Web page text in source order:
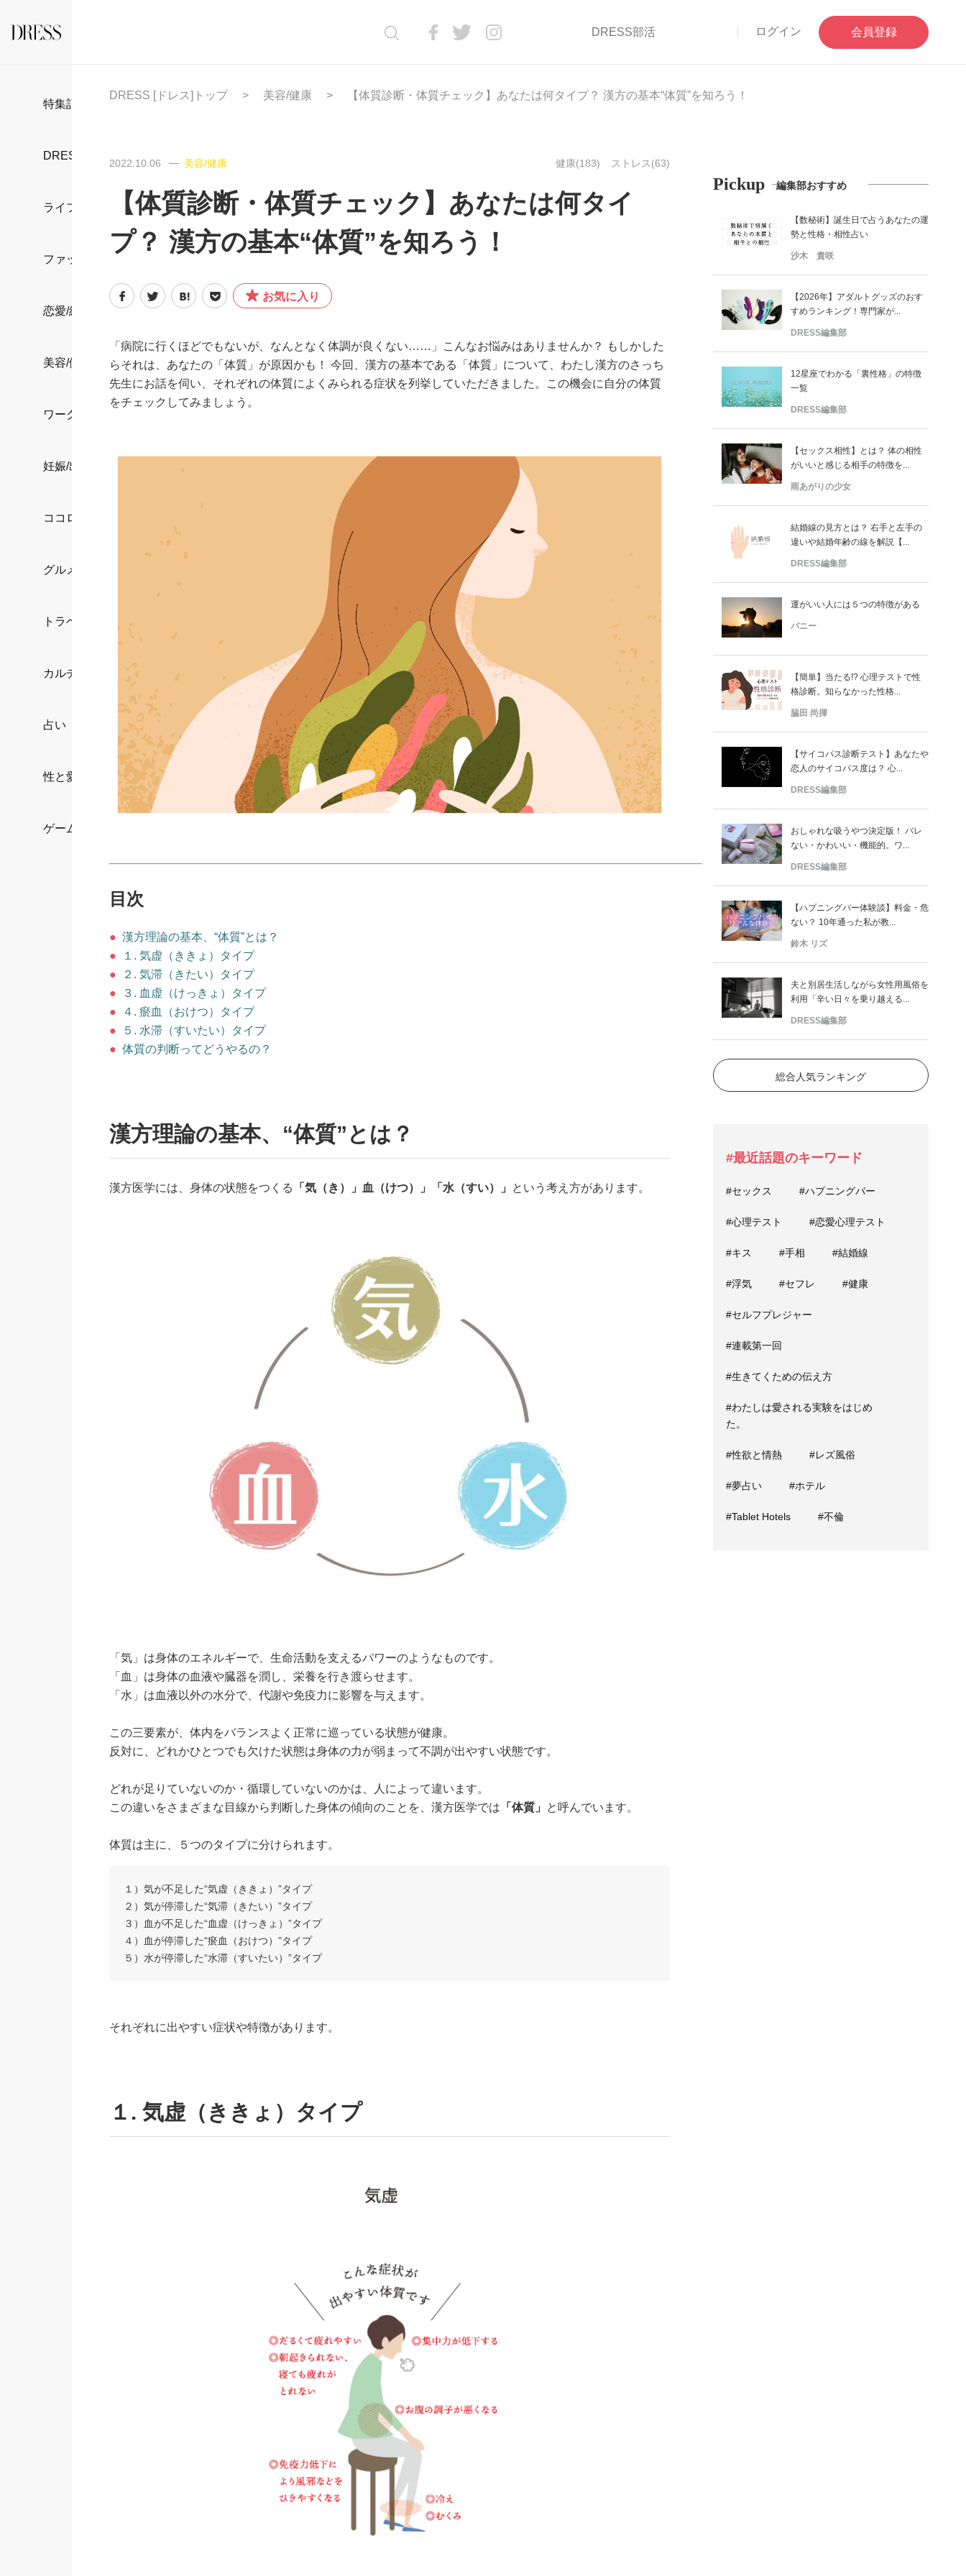
DRESS部活 ログイン 会員登録
特集記事
DRESS部活
ライフスタイル
ファッション
恋愛/結婚/離婚
美容/健康
ワークスタイル
妊娠/出産/家族
ココロ/カラダ
グルメ
トラベル
カルチャー/エンタメ
占い
性と愛
ゲーム
DRESS [ドレス]トップ 美容/健康 【体質診断・体質チェック】あなたは何タイプ？ 漢方の基本“体質”を知ろう！
2022.10.06 美容/健康 健康(183) ストレス(63)
【体質診断・体質チェック】あなたは何タイ
プ？ 漢方の基本“体質”を知ろう！
お気に入り
「病院に行くほどでもないが、なんとなく体調が良くない……」こんなお悩みはありませんか？ もしかした
らそれは、あなたの「体質」が原因かも！ 今回、漢方の基本である「体質」について、わたし漢方のさっち
先生にお話を伺い、それぞれの体質によくみられる症状を列挙していただきました。この機会に自分の体質
をチェックしてみましょう。
目次
● 漢方理論の基本、“体質”とは？
●
１. 気虚（ききょ）タイプ
●
２. 気滞（きたい）タイプ
●
３. 血虚（けっきょ）タイプ
●
４. 瘀血（おけつ）タイプ
●
５. 水滞（すいたい）タイプ
● 体質の判断ってどうやるの？
漢方理論の基本、“体質”とは？
漢方医学には、身体の状態をつくる 「気（き）」血（けつ）」「水（すい）」 という考え方があります。
「気」は身体のエネルギーで、生命活動を支えるパワーのようなものです。
「血」は身体の血液や臓器を潤し、栄養を行き渡らせます。
「水」は血液以外の水分で、代謝や免疫力に影響を与えます。
この三要素が、体内をバランスよく正常に巡っている状態が健康。
反対に、どれかひとつでも欠けた状態は身体の力が弱まって不調が出やすい状態です。
どれが足りていないのか・循環していないのかは、人によって違います。
この違いをさまざまな目線から判断した身体の傾向のことを、漢方医学では 「体質」 と呼んでいます。
体質は主に、５つのタイプに分けられます。
１）気が不足した“気虚（ききょ）”タイプ
２）気が停滞した“気滞（きたい）”タイプ
３）血が不足した“血虚（けっきょ）”タイプ
４）血が停滞した“瘀血（おけつ）”タイプ
５）水が停滞した“水滞（すいたい）”タイプ
それぞれに出やすい症状や特徴があります。
１. 気虚（ききょ）タイプ
Pickup 編集部おすすめ
【数秘術】誕生日で占うあなたの運
勢と性格・相性占い
沙木 貴咲
【2026年】アダルトグッズのおす
すめランキング！専門家が...
DRESS編集部
12星座でわかる「裏性格」の特徴
一覧
DRESS編集部
【セックス相性】とは？ 体の相性
がいいと感じる相手の特徴を...
雨あがりの少女
結婚線の見方とは？ 右手と左手の
違いや結婚年齢の線を解説【...
DRESS編集部
運がいい人には５つの特徴がある
バニー
【簡単】当たる!? 心理テストで性
格診断。知らなかった性格...
脇田 尚揮
【サイコパス診断テスト】あなたや
恋人のサイコパス度は？ 心...
DRESS編集部
おしゃれな吸うやつ決定版！ バレ
ない・かわいい・機能的。ワ...
DRESS編集部
【ハプニングバー体験談】料金・危
ない？ 10年通った私が教...
鈴木 リズ
夫と別居生活しながら女性用風俗を
利用「辛い日々を乗り越える...
DRESS編集部
総合人気ランキング
#最近話題のキーワード
#セックス #ハプニングバー
#心理テスト #恋愛心理テスト
#キス #手相 #結婚線
#浮気 #セフレ #健康
#セルフプレジャー
#連載第一回
#生きてくための伝え方
#わたしは愛される実験をはじめ
た。
#性欲と情熱 #レズ風俗
#夢占い #ホテル
#Tablet Hotels #不倫